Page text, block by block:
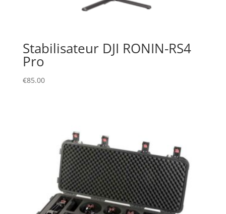
Stabilisateur DJI RONIN-RS4
Pro
€85.00